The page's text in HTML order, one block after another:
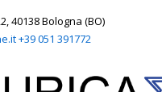
40138 Bologna (BO)
+39 051 391772